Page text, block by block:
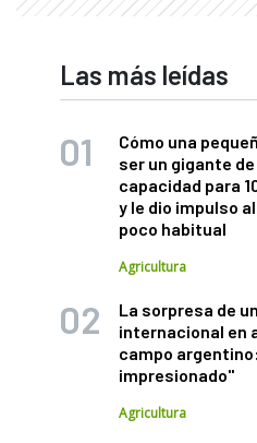
Las más leídas
Cómo una
ser un gigante
capacidad para
y le dio impulso
poco habitual
Agricultura
La sorpresa de
internacional en
campo
impresionado"
Agricultura